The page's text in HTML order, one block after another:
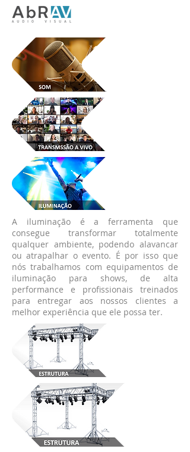
A iluminação é a ferramenta que
consegue transformar totalmente
qualquer ambiente, podendo alavancar
ou atrapalhar o evento. É por isso que
nós trabalhamos com equipamentos de
iluminação para shows, de alta
performance e profissionais treinados
para entregar aos nossos clientes a
melhor experiência que ele possa ter.